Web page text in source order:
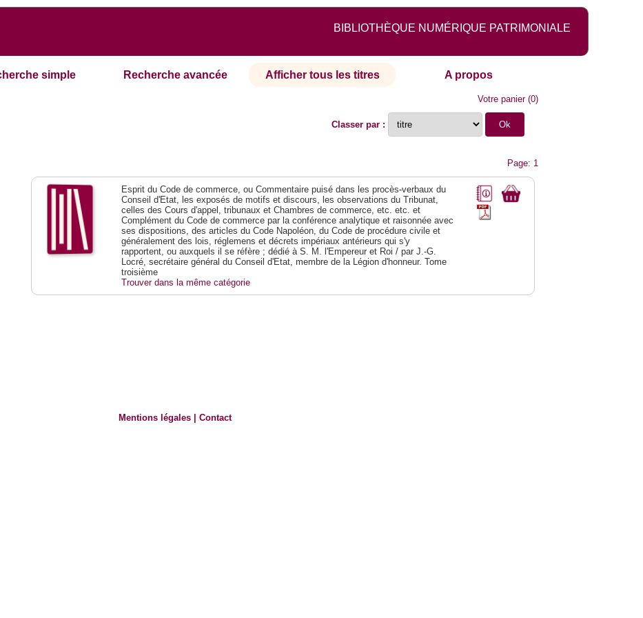
BIBLIOTHÈQUE NUMÉRIQUE PATRIMONIALE
simple Recherche avancée Afficher tous les titres A propos
Votre panier(0)
Classer par :
Page: 1
Esprit du Code de commerce, ou Commentaire puisé dans les procès-verbaux du
Conseil d'Etat, les exposés de motifs et discours, les observations du Tribunat,
celles des Cours d'appel, tribunaux et Chambres de commerce, etc. etc. et
Complément du Code de commerce par la conférence analytique et raisonnée avec
ses dispositions, des articles du Code Napoléon, du Code de procédure civile et
généralement des lois, réglemens et décrets impériaux antérieurs qui s'y
rapportent, ou auxquels il se réfère ; dédié à S. M. l'Empereur et Roi / par J.-G.
Locré, secrétaire général du Conseil d'Etat, membre de la Légion d'honneur. Tome
troisième
Trouver dans la même catégorie
Mentions légales |Contact